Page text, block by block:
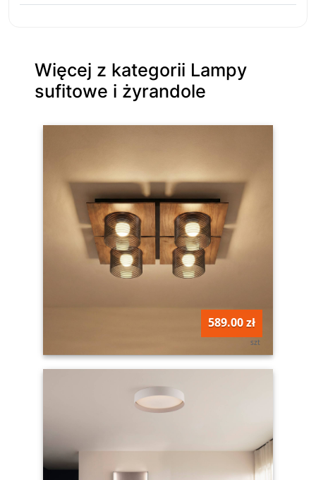
Więcej z kategorii Lampy
sufitowe i żyrandole
589.00 zł
szt